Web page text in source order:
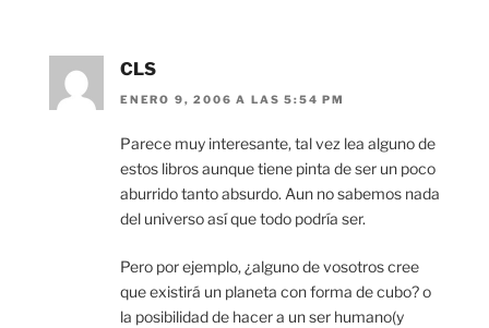
CLS
ENERO 9, 2006 A LAS 5:54 PM
Parece muy interesante, tal vez lea alguno de
estos libros aunque tiene pinta de ser un poco
aburrido tanto absurdo. Aun no sabemos nada
del universo así que todo podría ser.
Pero por ejemplo, ¿alguno de vosotros cree
que existirá un planeta con forma de cubo? o
la posibilidad de hacer a un ser humano(y